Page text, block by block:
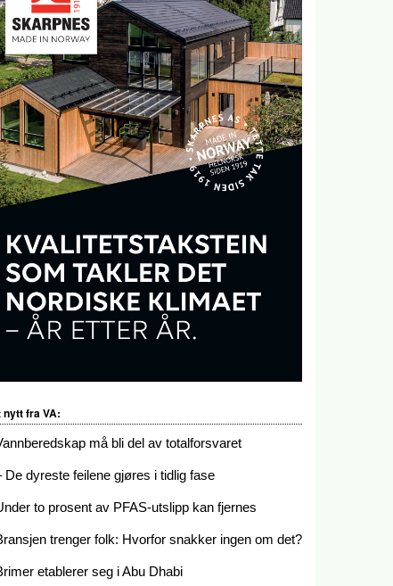
nytt fra VA:
må bli del av totalforsvaret
De dyreste feilene gjøres i tidlig fase
to prosent av PFAS-utslipp kan fjernes
trenger folk: Hvorfor snakker ingen om det?
etablerer seg i Abu Dhabi